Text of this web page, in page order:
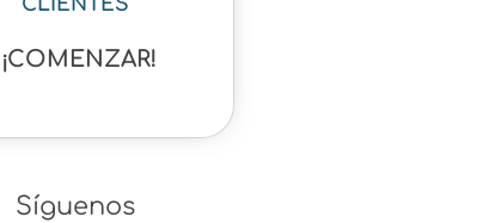
¡COMENZAR!
Síguenos